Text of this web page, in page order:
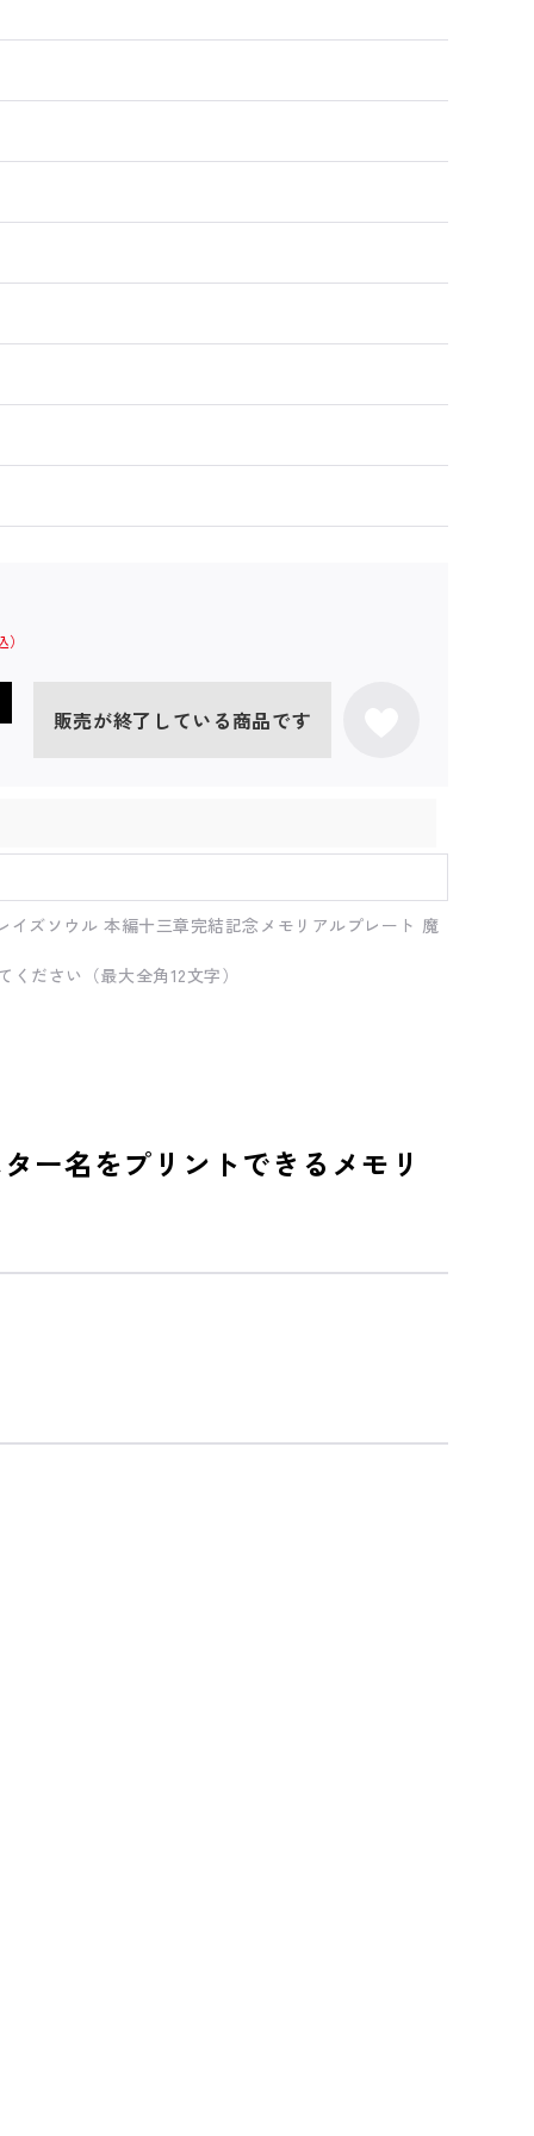
販売が終了している商品です
イズソウル 本編十三章完結記念メモリアルプレート 魔
ください（最大全角12文字）
ー名をプリントできるメモリ